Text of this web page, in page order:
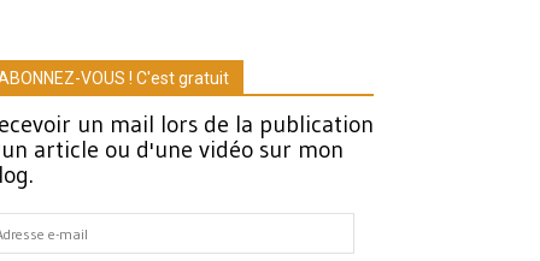
VOUS ! C'est gratuit
un mail lors de la publication
article ou d'une vidéo sur mon